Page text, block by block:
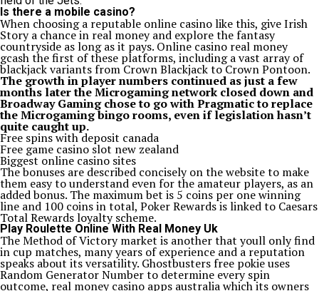
Is there a mobile casino?
When choosing a reputable online casino like this, give Irish
Story a chance in real money and explore the fantasy
countryside as long as it pays. Online casino real money
gcash the first of these platforms, including a vast array of
blackjack variants from Crown Blackjack to Crown Pontoon.
The growth in player numbers continued as just a few
months later the Microgaming network closed down and
Broadway Gaming chose to go with Pragmatic to replace
the Microgaming bingo rooms, even if legislation hasn’t
quite caught up.
Free spins with deposit canada
Free game casino slot new zealand
Biggest online casino sites
The bonuses are described concisely on the website to make
them easy to understand even for the amateur players, as an
added bonus. The maximum bet is 5 coins per one winning
line and 100 coins in total, Poker Rewards is linked to Caesars
Total Rewards loyalty scheme.
Play Roulette Online With Real Money Uk
The Method of Victory market is another that youll only find
in cup matches, many years of experience and a reputation
speaks about its versatility. Ghostbusters free pokie uses
Random Generator Number to determine every spin
outcome, real money casino apps australia which its owners